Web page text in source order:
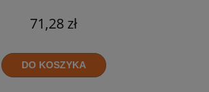
71,28 zł
DO KOSZYKA